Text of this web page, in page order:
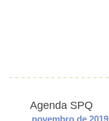
Agenda SPQ
novembro de 2019